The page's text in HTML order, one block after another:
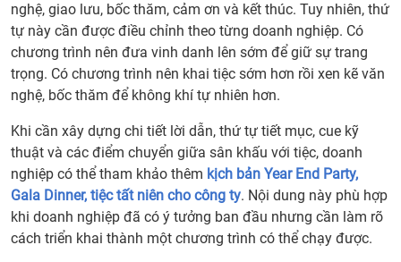
nghệ, giao lưu, bốc thăm, cảm ơn và kết thúc. Tuy nhiên, thứ
tự này cần được điều chỉnh theo từng doanh nghiệp. Có
chương trình nên đưa vinh danh lên sớm để giữ sự trang
trọng. Có chương trình nên khai tiệc sớm hơn rồi xen kẽ văn
nghệ, bốc thăm để không khí tự nhiên hơn.
Khi cần xây dựng chi tiết lời dẫn, thứ tự tiết mục, cue kỹ
thuật và các điểm chuyển giữa sân khấu với tiệc, doanh
nghiệp có thể tham khảo thêm kịch bản Year End Party,
Gala Dinner, tiệc tất niên cho công ty. Nội dung này phù hợp
khi doanh nghiệp đã có ý tưởng ban đầu nhưng cần làm rõ
cách triển khai thành một chương trình có thể chạy được.